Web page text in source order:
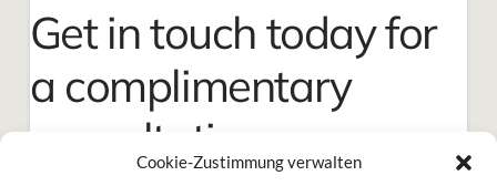
Cookie-Zustimmung verwalten
Get in touch today for
a complimentary
consultation